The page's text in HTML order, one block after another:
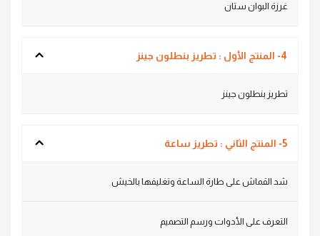
غرزة البوان ستان
4- المنتج الأول : تطريز بنطلون جينز
تطريز بنطلون جينز
5- المنتج الثاني : تطريز ساعة
شد القماش على طارة الساعة وتغليفها بالخيش
التعرف على الأدوات ورسم التصميم